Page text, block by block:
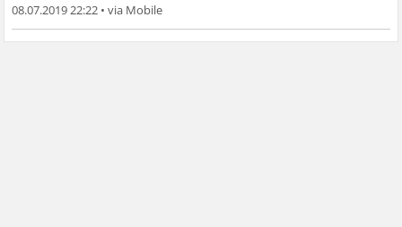
08.07.2019 22:22 •